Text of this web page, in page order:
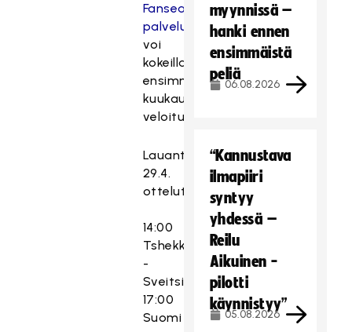
Fanseat-
palvelusta
(palvelua
voi
kokeilla
ensimmäisen
kuukauden
veloituksetta).
Lauantain
29.4.
ottelut:
14:00
Tshekki
-
Sveitsi
17:00
Suomi
myynnissä –
hanki ennen
ensimmäistä
peliä
06.08.2026
“Kannustava
ilmapiiri
syntyy
yhdessä –
Reilu
Aikuinen -
pilotti
käynnistyy”
05.08.2026